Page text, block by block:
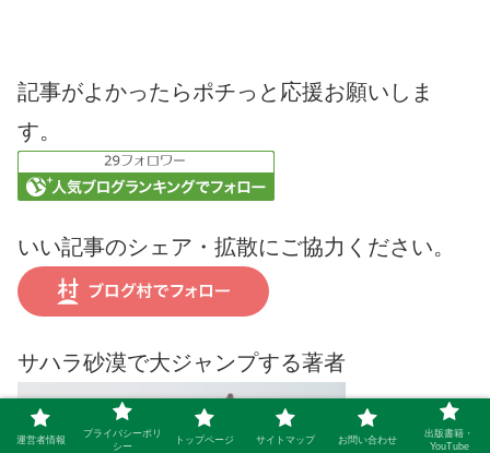
記事がよかったらポチっと応援お願いしま
す。
いい記事のシェア・拡散にご協力ください。
サハラ砂漠で大ジャンプする著者
運営者情報
プライバシーポリ
シー
トップページ サイトマップ お問い合わせ
出版書籍・
YouTube